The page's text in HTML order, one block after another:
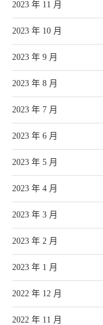
2023 年 11 月
2023 年 10 月
2023 年 9 月
2023 年 8 月
2023 年 7 月
2023 年 6 月
2023 年 5 月
2023 年 4 月
2023 年 3 月
2023 年 2 月
2023 年 1 月
2022 年 12 月
2022 年 11 月